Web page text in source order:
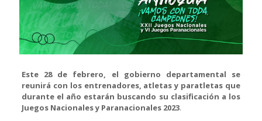
Este 28 de febrero, el gobierno departamental se
reunirá con los entrenadores, atletas y paratletas que
durante el año estarán buscando su clasificación a los
Juegos Nacionales y Paranacionales 2023.